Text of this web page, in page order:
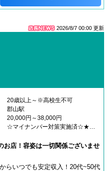
2026/8/7 00:00 更新
20歳以上～※高校生不可
郡山駅
20,000円～38,000円
お店！容姿は一切関係ございませ
らいつでも安定収入！20代~50代